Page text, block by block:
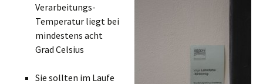
Verarbeitungs-
Temperatur liegt bei
mindestens acht
Grad Celsius
Sie sollten im Laufe